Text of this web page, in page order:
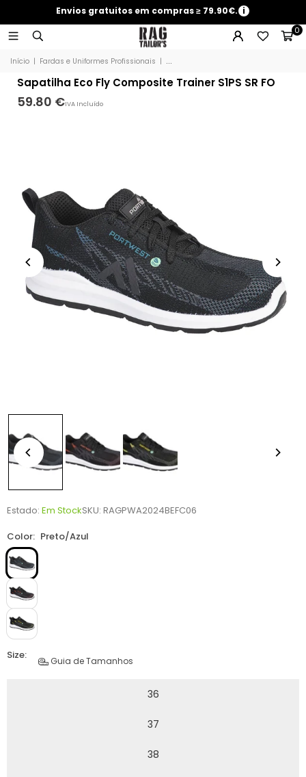
Envios gratuitos em compras ≥ 79.90€. i
0
Início | Fardas e Uniformes Profissionais | Sapatilha Eco Fly Composite Trainer
Sapatilha Eco Fly Composite Trainer S1PS SR FO
59.80 €IVA Incluído
Estado: Em StockSKU: RAGPWA2024BEFC06
Color: Preto/Azul
Size: Guia de Tamanhos
36
37
38